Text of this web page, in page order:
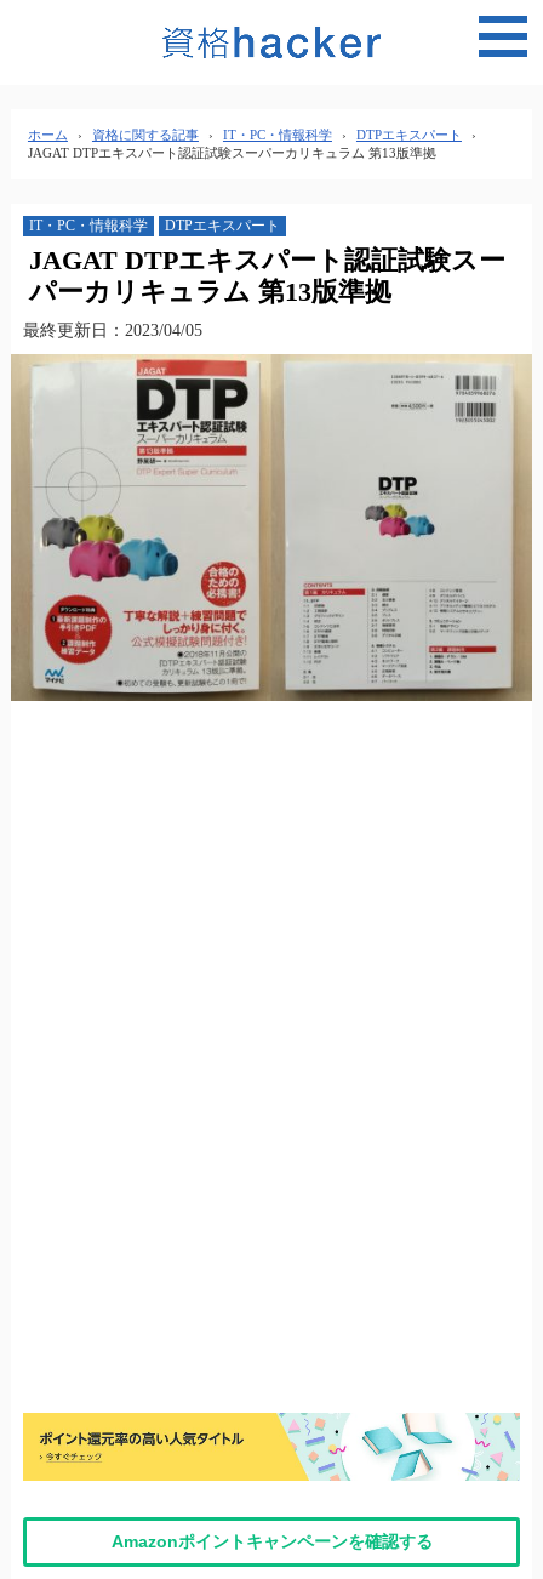
ホーム › 資格に関する記事 › IT・PC・情報科学 › DTPエキスパート
›
JAGAT DTPエキスパート認証試験スーパーカリキュラム 第13版準拠
IT・PC・情報科学 DTPエキスパート
JAGAT DTPエキスパート認証試験スー
パーカリキュラム 第13版準拠
最終更新日：2023/04/05
Amazonポイントキャンペーンを確認する